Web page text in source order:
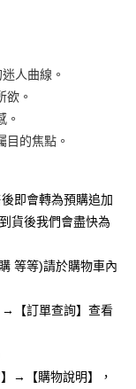
式。 讓您購物簡單
人曲線。
欲。
。
目的焦點。
即會轉為預購追加
貨後我們會盡快為
等等)請於購物車內
【訂單查詢】查看
→【購物說明】，